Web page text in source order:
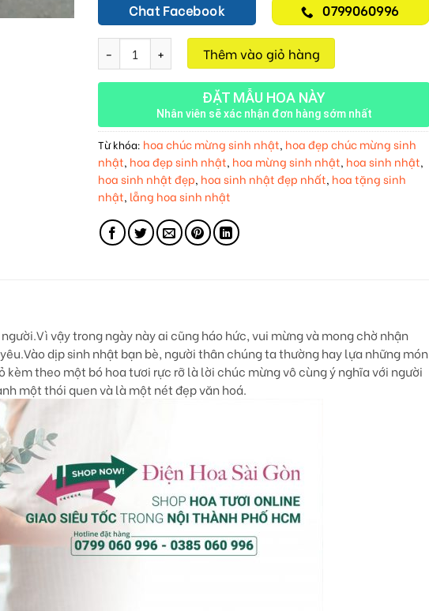
Chat Facebook 0799060996
Hoa Sinh Nhật M341 số lượngThêm vào giỏ hàng
ĐẶT MẪU HOA NÀY
Nhân viên sẽ xác nhận đơn hàng sớm nhất
Từ khóa: hoa chúc mừng sinh nhật, hoa đẹp chúc mừng sinh
nhật, hoa đẹp sinh nhật, hoa mừng sinh nhật, hoa sinh nhật,
hoa sinh nhật đẹp, hoa sinh nhật đẹp nhất, hoa tặng sinh
nhật, lẵng hoa sinh nhật
vậy trong ngày này ai cũng háo hức, vui mừng và mong chờ nhận
dịp sinh nhật bạn bè, người thân chúng ta thường hay lựa những món
kèm theo một bó hoa tươi rực rỡ là lời chúc mừng vô cùng ý nghĩa với người
một thói quen và là một nét đẹp văn hoá.